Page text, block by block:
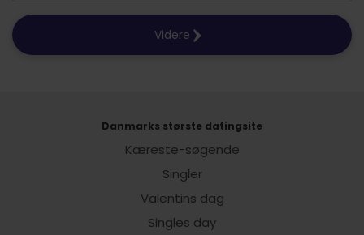
Videre
Danmarks største datingsite
Kæreste-søgende
Singler
Valentins dag
Singles day